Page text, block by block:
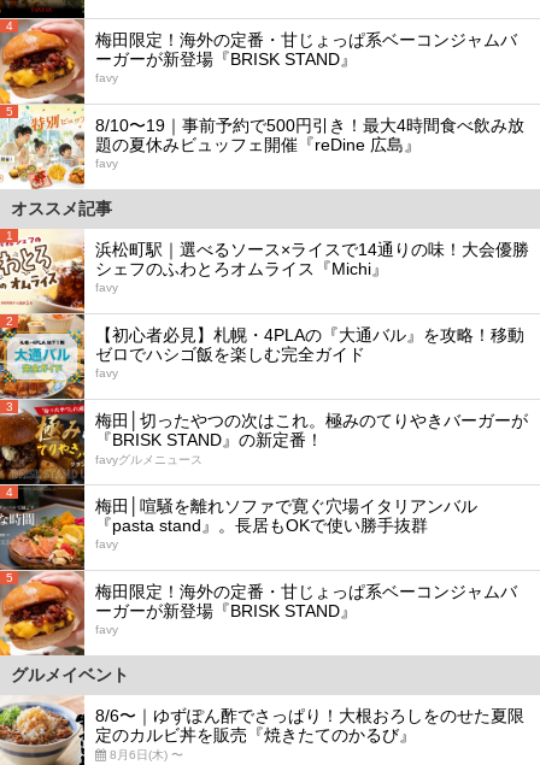
4
梅田限定！海外の定番・甘じょっぱ系ベーコンジャムバ
ーガーが新登場『BRISK STAND』
favy
5
8/10〜19｜事前予約で500円引き！最大4時間食べ飲み放
題の夏休みビュッフェ開催『reDine 広島』
favy
オススメ記事
1
浜松町駅｜選べるソース×ライスで14通りの味！大会優勝
シェフのふわとろオムライス『Michi』
favy
2
【初心者必見】札幌・4PLAの『大通バル』を攻略！移動
ゼロでハシゴ飯を楽しむ完全ガイド
favy
3
梅田│切ったやつの次はこれ。極みのてりやきバーガーが
『BRISK STAND』の新定番！
favyグルメニュース
4
梅田│喧騒を離れソファで寛ぐ穴場イタリアンバル
『pasta stand』。長居もOKで使い勝手抜群
favy
5
梅田限定！海外の定番・甘じょっぱ系ベーコンジャムバ
ーガーが新登場『BRISK STAND』
favy
グルメイベント
8/6〜｜ゆずぽん酢でさっぱり！大根おろしをのせた夏限
定のカルビ丼を販売『焼きたてのかるび』
8月6日(木) 〜